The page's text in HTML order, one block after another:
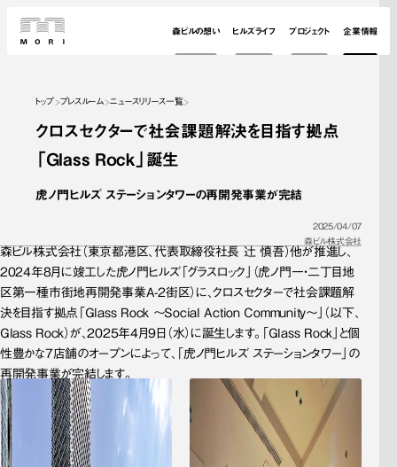
森ビルの想い ヒルズライフ プロジェクト 企業情報
トップ プレスルーム ニュースリリース一覧
クロスセクターで社会課題解決を目指す拠点
「Glass Rock」誕生
虎ノ門ヒルズ ステーションタワーの再開発事業が完結
2025/04/07
森ビル株式会社
森ビル株式会社（東京都港区、代表取締役社長 辻 慎吾）他が推進し、
2024年8月に竣工した虎ノ門ヒルズ「グラスロック」（虎ノ門一・二丁目地
区第一種市街地再開発事業A-2街区）に、クロスセクターで社会課題解
決を目指す拠点「Glass Rock ～Social Action Community～」（以下、
Glass Rock）が、2025年4月9日（水）に誕生します。「Glass Rock」と個
性豊かな7店舗のオープンによって、「虎ノ門ヒルズ ステーションタワー」の
再開発事業が完結します。